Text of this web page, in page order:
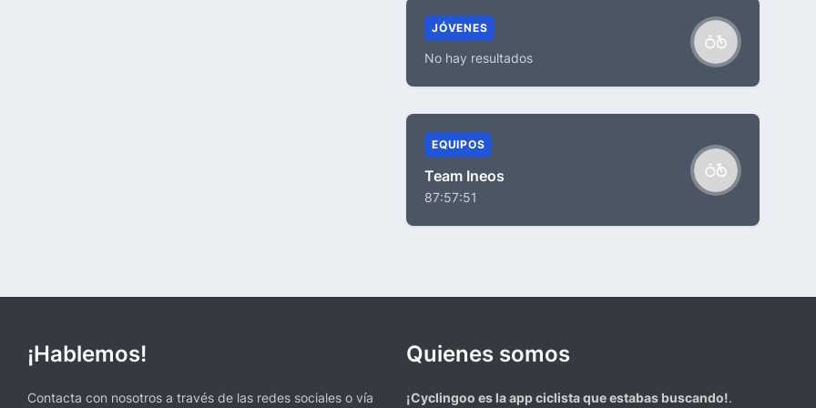
JÓVENES
No hay resultados
EQUIPOS
Team Ineos
87:57:51
¡Hablemos!
Contacta con nosotros a través de las redes sociales o vía
Quienes somos
¡Cyclingoo es la app ciclista que estabas buscando!.